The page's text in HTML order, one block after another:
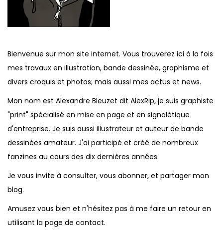
Bienvenue sur mon site internet. Vous trouverez ici à la fois
mes travaux en illustration, bande dessinée, graphisme et
divers croquis et photos; mais aussi mes actus et news.
Mon nom est Alexandre Bleuzet dit AlexRip, je suis graphiste
"print" spécialisé en mise en page et en signalétique
d'entreprise. Je suis aussi illustrateur et auteur de bande
dessinées amateur. J'ai participé et créé de nombreux
fanzines au cours des dix dernières années.
Je vous invite à consulter, vous abonner, et partager mon
blog.
Amusez vous bien et n'hésitez pas à me faire un retour en
utilisant la page de contact.